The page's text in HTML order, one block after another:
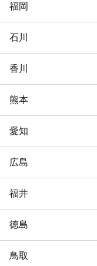
福岡
石川
香川
熊本
愛知
広島
福井
徳島
鳥取